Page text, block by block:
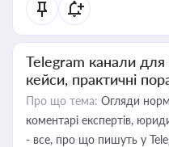
Telegram канали для
кейси, практичні
Про що тема: Огляди
коментарі експертів,
- все, про що пишуть у